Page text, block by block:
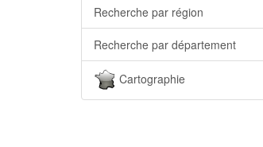
Recherche par région
Recherche par département
Cartographie